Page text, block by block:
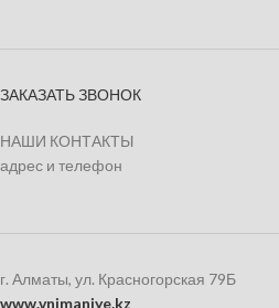
ЗАКАЗАТЬ ЗВОНОК
НАШИ КОНТАКТЫ
адрес и телефон
г. Алматы, ул. Красногорская 79Б
www.vnimaniye.kz